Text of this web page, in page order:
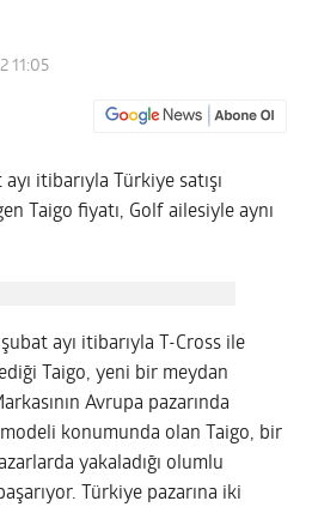
11:05
itibarıyla Türkiye satışı
Taigo fiyatı, Golf ailesiyle aynı
ayı itibarıyla T-Cross ile
Taigo, yeni bir meydan
Avrupa pazarında
konumunda olan Taigo, bir
yakaladığı olumlu
Türkiye pazarına iki